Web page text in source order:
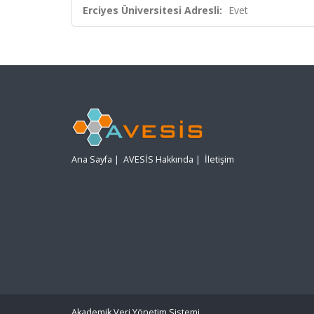
Erciyes Üniversitesi Adresli: Evet
Ana Sayfa | AVESİS Hakkında | İletişim